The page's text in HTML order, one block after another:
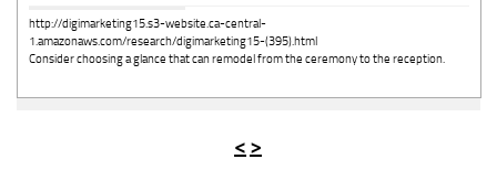
http://digimarketing15.s3-website.ca-central-
1.amazonaws.com/research/digimarketing15-(395).html
Consider choosing a glance that can remodel from the ceremony to the reception.
< >